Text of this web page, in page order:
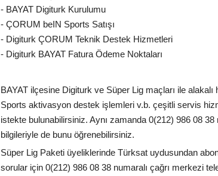
- BAYAT Digiturk Kurulumu
- ÇORUM beIN Sports Satışı
- Digiturk ÇORUM Teknik Destek Hizmetleri
- Digiturk BAYAT Fatura Ödeme Noktaları
BAYAT ilçesine Digiturk ve Süper Lig maçları ile
Sports aktivasyon destek işlemleri v.b. çeşitli servis
istekte bulunabilirsiniz. Aynı zamanda 0(212) 986 08
bilgileriyle de bunu öğrenebilirsiniz.
Süper Lig Paketi üyeliklerinde Türksat uydusundan
sorular için 0(212) 986 08 38 numaralı çağrı merkezi